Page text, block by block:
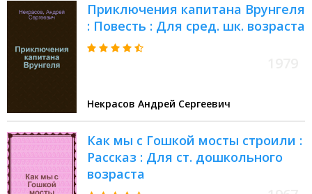
Приключения капитана Врунгеля
: Повесть : Для сред. шк. возраста
Некрасов Андрей Сергеевич
Как мы с Гошкой мосты строили :
Рассказ : Для ст. дошкольного
возраста